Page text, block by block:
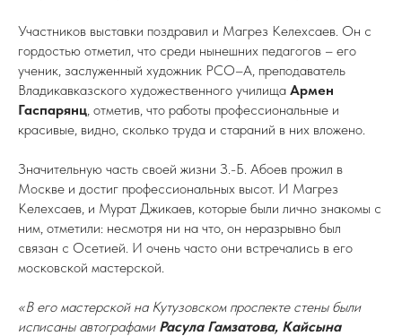
Участников выставки поздравил и Магрез Келехсаев. Он с
гордостью отметил, что среди нынешних педагогов – его
ученик, заслуженный художник РСО–А, преподаватель
Владикавказского художественного училища Армен
Гаспарянц, отметив, что работы профессиональные и
красивые, видно, сколько труда и стараний в них вложено.
Значительную часть своей жизни З.-Б. Абоев прожил в
Москве и достиг профессиональных высот. И Магрез
Келехсаев, и Мурат Джикаев, которые были лично знакомы с
ним, отметили: несмотря ни на что, он неразрывно был
связан с Осетией. И очень часто они встречались в его
московской мастерской.
«В его мастерской на Кутузовском проспекте стены были
исписаны автографами Расула Гамзатова, Кайсына